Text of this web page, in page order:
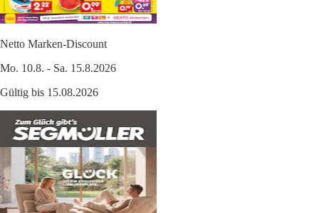
Netto Marken-Discount
Mo. 10.8. - Sa. 15.8.2026
Gültig bis 15.08.2026